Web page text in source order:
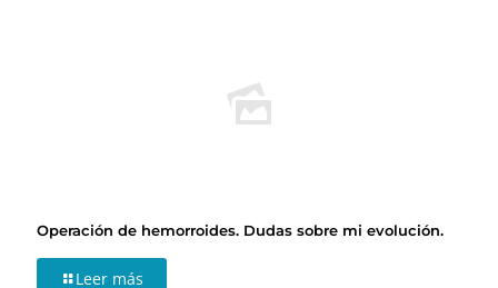
Operación de hemorroides. Dudas sobre mi evolución.
Leer más